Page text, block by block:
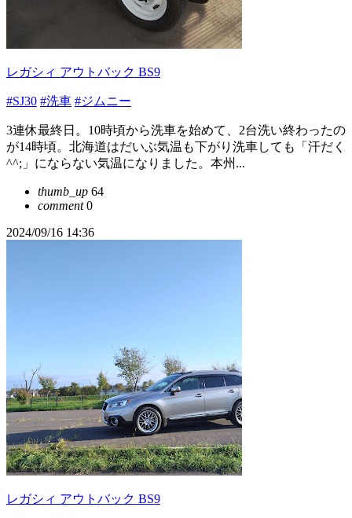
レガシィ アウトバック BS9
#SJ30 #洗車 #ジムニー
3連休最終日。10時頃から洗車を始めて、2台洗い終わったの
が14時頃。北海道はだいぶ気温も下がり洗車しても「汗だく
^^;」にならない気温になりました。本州...
thumb_up 64
comment0
2024/09/16 14:36
レガシィ アウトバック BS9